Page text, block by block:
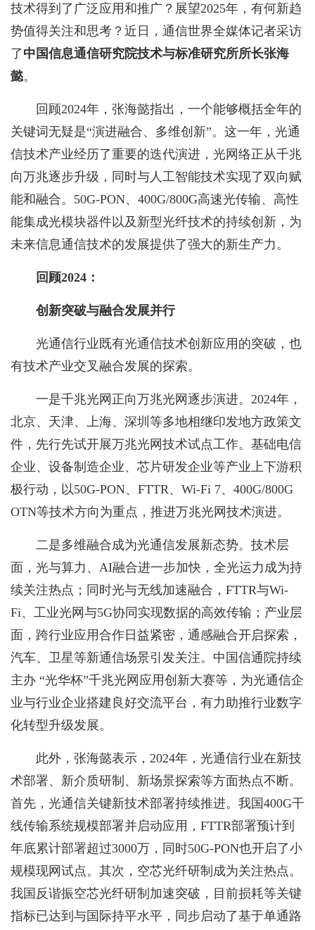
技术得到了广泛应用和推广？展望2025年，有何新趋
势值得关注和思考？近日，通信世界全媒体记者采访
了中国信息通信研究院技术与标准研究所所长张海
懿。
回顾2024年，张海懿指出，一个能够概括全年的
关键词无疑是“演进融合、多维创新”。这一年，光通
信技术产业经历了重要的迭代演进，光网络正从千兆
向万兆逐步升级，同时与人工智能技术实现了双向赋
能和融合。50G-PON、400G/800G高速光传输、高性
能集成光模块器件以及新型光纤技术的持续创新，为
未来信息通信技术的发展提供了强大的新生产力。
回顾2024：
创新突破与融合发展并行
光通信行业既有光通信技术创新应用的突破，也
有技术产业交叉融合发展的探索。
一是千兆光网正向万兆光网逐步演进。2024年，
北京、天津、上海、深圳等多地相继印发地方政策文
件，先行先试开展万兆光网技术试点工作。基础电信
企业、设备制造企业、芯片研发企业等产业上下游积
极行动，以50G-PON、FTTR、Wi-Fi 7、400G/800G
OTN等技术方向为重点，推进万兆光网技术演进。
二是多维融合成为光通信发展新态势。技术层
面，光与算力、AI融合进一步加快，全光运力成为持
续关注热点；同时光与无线加速融合，FTTR与Wi-
Fi、工业光网与5G协同实现数据的高效传输；产业层
面，跨行业应用合作日益紧密，通感融合开启探索，
汽车、卫星等新通信场景引发关注。中国信通院持续
主办 “光华杯”千兆光网应用创新大赛等，为光通信企
业与行业企业搭建良好交流平台，有力助推行业数字
化转型升级发展。
此外，张海懿表示，2024年，光通信行业在新技
术部署、新介质研制、新场景探索等方面热点不断。
首先，光通信关键新技术部署持续推进。我国400G干
线传输系统规模部署并启动应用，FTTR部署预计到
年底累计部署超过3000万，同时50G-PON也开启了小
规模现网试点。其次，空芯光纤研制成为关注热点。
我国反谐振空芯光纤研制加速突破，目前损耗等关键
指标已达到与国际持平水平，同步启动了基于单通路